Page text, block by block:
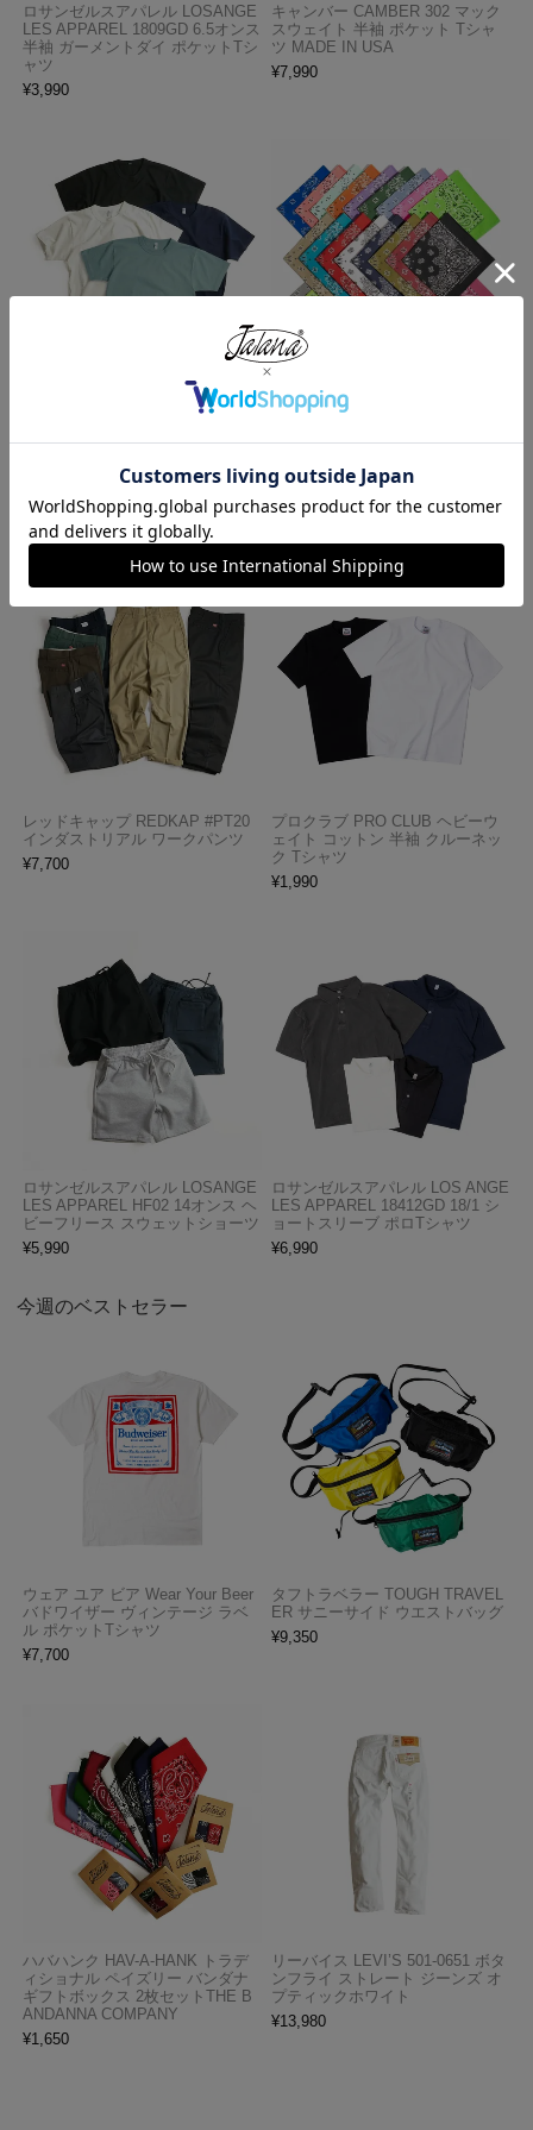
ロサンゼルスアパレル LOSANGE
LES APPAREL 1809GD 6.5オンス
半袖 ガーメントダイ ポケットTシ
ャツ
¥3,990
キャンバー CAMBER 302 マック
スウェイト 半袖 ポケット Tシャ
ツ MADE IN USA
¥7,990
ロサンゼルスアパレル LOSANGE
LES APPAREL 1203GD 8.5オンス
ダイ Tシャツ
ハバハンク HAV-A-HANK バンダ
ナ アメリカ製 トラディショナル
PANY
¥ 770
レッドキャップ REDKAP #PT20
インダストリアル ワークパンツ
¥7,700
プロクラブ PRO CLUB ヘビーウ
ェイト コットン 半袖 クルーネッ
ク Tシャツ
¥1,990
ロサンゼルスアパレル LOSANGE
LES APPAREL HF02 14オンス ヘ
ビーフリース スウェットショーツ
¥5,990
ロサンゼルスアパレル LOS ANGE
LES APPAREL 18412GD 18/1 シ
ョートスリーブ ポロTシャツ
¥6,990
今週のベストセラー
ウェア ユア ビア Wear Your Beer
バドワイザー ヴィンテージ ラベ
ル ポケットTシャツ
¥7,700
タフトラベラー TOUGH TRAVEL
ER サニーサイド ウエストバッグ
¥9,350
ハバハンク HAV-A-HANK トラデ
ィショナル ペイズリー バンダナ
ギフトボックス 2枚セットTHE B
ANDANNA COMPANY
¥1,650
リーバイス LEVI’S 501-0651 ボタ
ンフライ ストレート ジーンズ オ
プティックホワイト
¥13,980